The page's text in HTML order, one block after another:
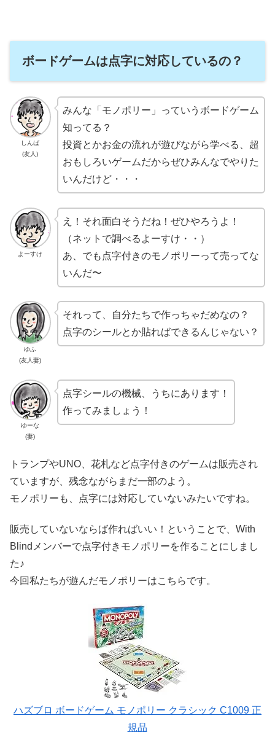
ボードゲームは点字に対応しているの？
しんば
(友人)
みんな「モノポリー」っていうボードゲーム
知ってる？
投資とかお金の流れが遊びながら学べる、超
おもしろいゲームだからぜひみんなでやりた
いんだけど・・・
よーすけ
え！それ面白そうだね！ぜひやろうよ！
（ネットで調べるよーすけ・・）
あ、でも点字付きのモノポリーって売ってな
いんだ〜
ゆふ
(友人妻)
それって、自分たちで作っちゃだめなの？
点字のシールとか貼ればできるんじゃない？
ゆーな
(妻)
点字シールの機械、うちにあります！
作ってみましょう！
トランプやUNO、花札など点字付きのゲームは販売され
ていますが、残念ながらまだ一部のよう。
モノポリーも、点字には対応していないみたいですね。
販売していないならば作ればいい！ということで、With
Blindメンバーで点字付きモノポリーを作ることにしまし
た♪
今回私たちが遊んだモノポリーはこちらです。
ハズブロ ボードゲーム モノポリー クラシック C1009 正
規品